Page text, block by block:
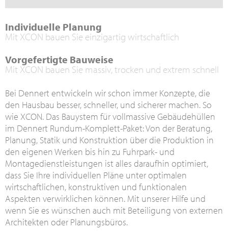
Individuelle Planung
Mit XCON bauen Sie einzigartig wirtschaftlich
Vorgefertigte Bauweise
Mit XCON bauen Sie massiv, trocken und extrem schnell
Bei Dennert entwickeln wir schon immer Konzepte, die
den Hausbau besser, schneller, und sicherer machen. So
wie XCON. Das Bauystem für vollmassive Gebäudehüllen
im Dennert Rundum-Komplett-Paket: Von der Beratung,
Planung, Statik und Konstruktion über die Produktion in
den eigenen Werken bis hin zu Fuhrpark- und
Montagedienstleistungen ist alles daraufhin optimiert,
dass Sie Ihre individuellen Pläne unter optimalen
wirtschaftlichen, konstruktiven und funktionalen
Aspekten verwirklichen können. Mit unserer Hilfe und
wenn Sie es wünschen auch mit Beteiligung von externen
Architekten oder Planungsbüros.